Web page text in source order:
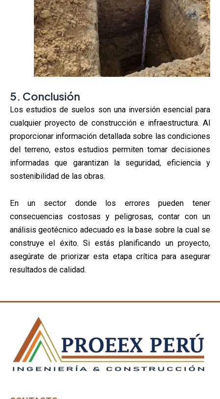
5. Conclusión
Los estudios de suelos son una inversión esencial para
cualquier proyecto de construcción e infraestructura. Al
proporcionar información detallada sobre las condiciones
del terreno, estos estudios permiten tomar decisiones
informadas que garantizan la seguridad, eficiencia y
sostenibilidad de las obras.
En un sector donde los errores pueden tener
consecuencias costosas y peligrosas, contar con un
análisis geotécnico adecuado es la base sobre la cual se
construye el éxito. Si estás planificando un proyecto,
asegúrate de priorizar esta etapa crítica para asegurar
resultados de calidad.